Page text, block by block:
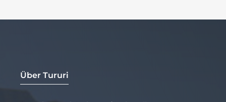
Über Tururi